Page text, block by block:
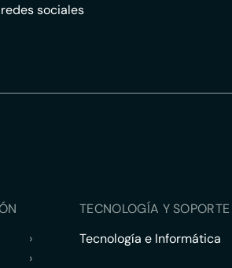
sociales
›
›
TECNOLOGÍA Y
Tecnología e Informática